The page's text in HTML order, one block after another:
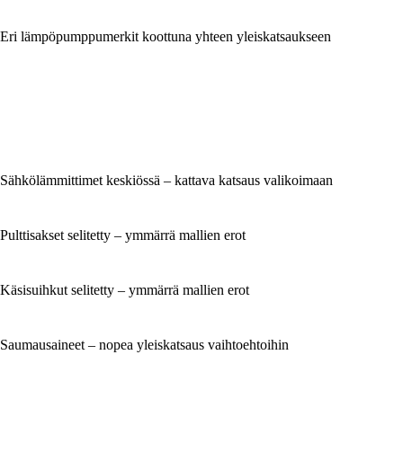
Eri lämpöpumppumerkit koottuna yhteen yleiskatsaukseen
Sähkölämmittimet keskiössä – kattava katsaus valikoimaan
Pulttisakset selitetty – ymmärrä mallien erot
Käsisuihkut selitetty – ymmärrä mallien erot
Saumausaineet – nopea yleiskatsaus vaihtoehtoihin